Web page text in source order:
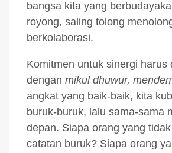
bangsa kita yang
royong, saling tolong
berkolaborasi.
Komitmen untuk sinergi harus
dengan mikul dhuwur,
angkat yang baik-baik, kita
buruk-buruk, lalu sama-sama
depan. Siapa orang yang
catatan buruk? Siapa orang